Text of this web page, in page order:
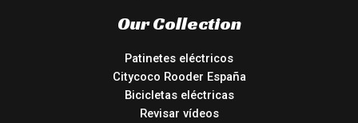
Our Collection
Patinetes eléctricos
Citycoco Rooder España
Bicicletas eléctricas
Revisar vídeos